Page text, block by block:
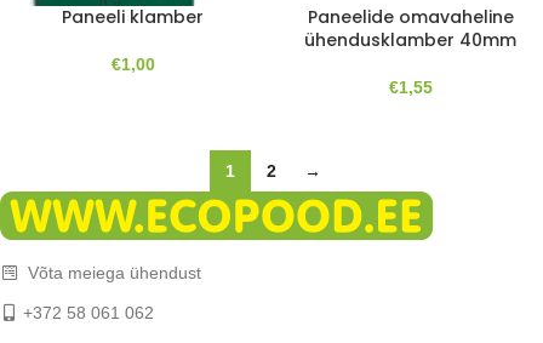
Paneeli klamber
€1,00
Paneelide omavaheline
ühendusklamber 40mm
€1,55
1 2 →
Võta meiega ühendust
+372 58 061 062